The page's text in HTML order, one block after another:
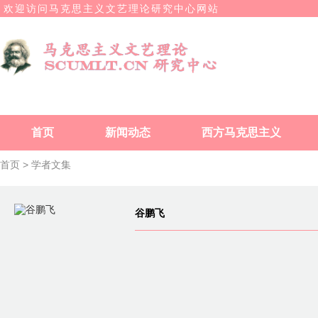
欢迎访问马克思主义文艺理论研究中心网站
首页 新闻动态 西方马克思主义
首页 > 学者文集
谷鹏飞